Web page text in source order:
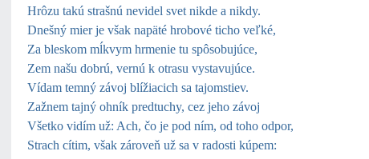
Hrôzu takú strašnú nevidel svet nikde a nikdy.
Dnešný mier je však napäté hrobové ticho veľké,
Za bleskom mĺkvym hrmenie tu spôsobujúce,
Zem našu dobrú, vernú k otrasu vystavujúce.
Vídam temný závoj blížiacich sa tajomstiev.
Zažnem tajný ohník predtuchy, cez jeho závoj
Všetko vidím už: Ach, čo je pod ním, od toho odpor,
Strach cítim, však zároveň už sa v radosti kúpem: